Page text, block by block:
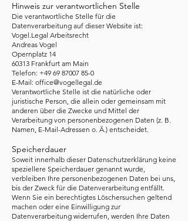
Hinweis zur verantwortlichen Stelle
Die verantwortliche Stelle für die
Datenverarbeitung auf dieser Website ist:
Vogel.Legal Arbeitsrecht
Andreas Vogel
Opernplatz 14
60313 Frankfurt am Main
Telefon: +49 69 87007 85-0
E-Mail: office@vogellegal.de
Verantwortliche Stelle ist die natürliche oder
juristische Person, die allein oder gemeinsam mit
anderen über die Zwecke und Mittel der
Verarbeitung von personenbezogenen Daten (z. B.
Namen, E-Mail-Adressen o. Ä.) entscheidet.
Speicherdauer
Soweit innerhalb dieser Datenschutzerklärung keine
speziellere Speicherdauer genannt wurde,
verbleiben Ihre personenbezogenen Daten bei uns,
bis der Zweck für die Datenverarbeitung entfällt.
Wenn Sie ein berechtigtes Löschersuchen geltend
machen oder eine Einwilligung zur
Datenverarbeitung widerrufen, werden Ihre Daten